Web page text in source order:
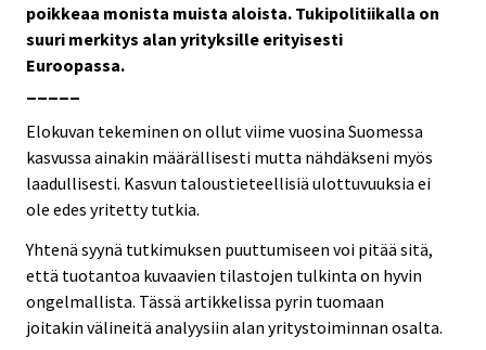
poikkeaa monista muista aloista. Tukipolitiikalla on
suuri merkitys alan yrityksille erityisesti
Euroopassa.
Elokuvan tekeminen on ollut viime vuosina Suomessa
kasvussa ainakin määrällisesti mutta nähdäkseni myös
laadullisesti. Kasvun taloustieteellisiä ulottuvuuksia ei
ole edes yritetty tutkia.
Yhtenä syynä tutkimuksen puuttumiseen voi pitää sitä,
että tuotantoa kuvaavien tilastojen tulkinta on hyvin
ongelmallista. Tässä artikkelissa pyrin tuomaan
joitakin välineitä analyysiin alan yritystoiminnan osalta.